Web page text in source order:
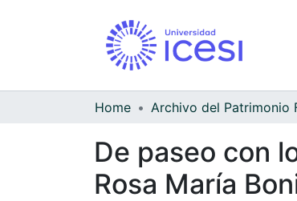
Home
De paseo con
Rosa María